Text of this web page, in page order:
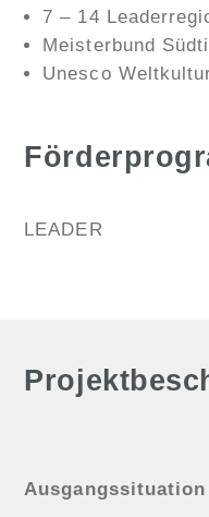
7 – 14
Meisterbund
Unesco
LEADER